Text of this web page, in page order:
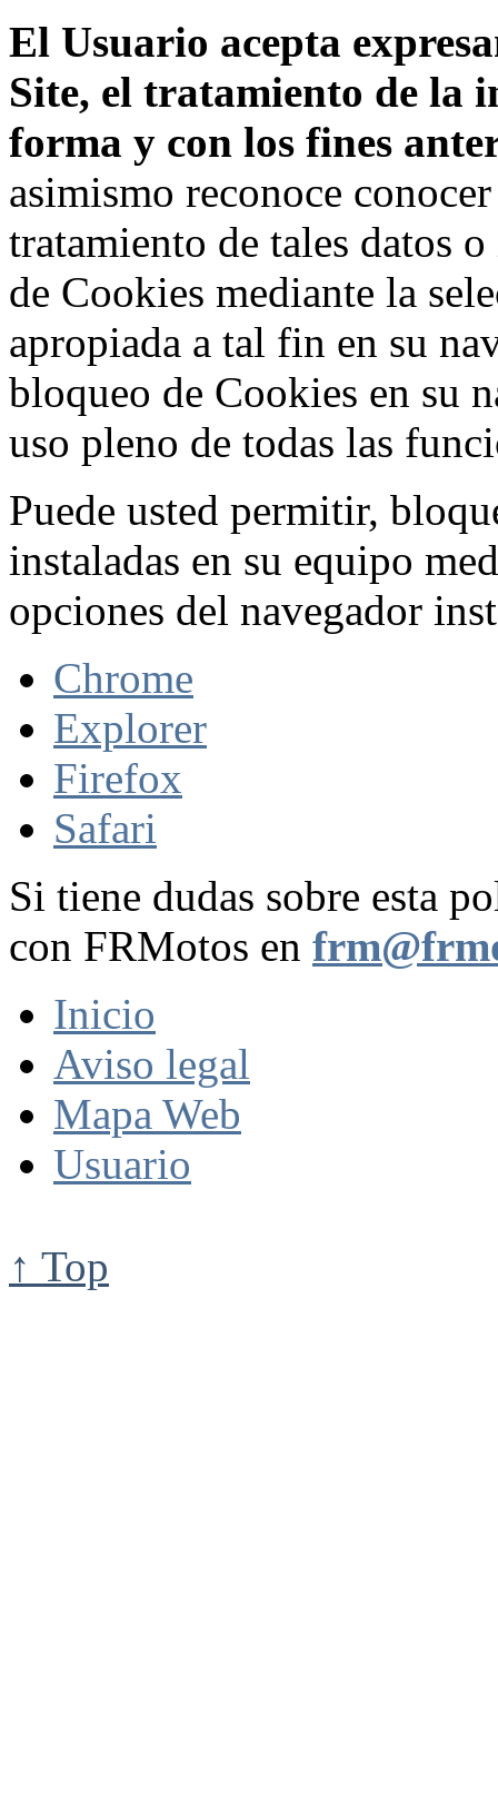
El Usuario acepta
Site, el tratamiento de la
forma y con los fines
asimismo reconoce
tratamiento de tales datos
de Cookies mediante la
apropiada a tal fin en su
bloqueo de Cookies en su
uso pleno de todas las
Puede usted permitir,
instaladas en su equipo
opciones del navegador
Chrome
Explorer
Firefox
Safari
Si tiene dudas sobre esta
con FRMotos en
Inicio
Aviso legal
Mapa Web
Usuario
↑ Top